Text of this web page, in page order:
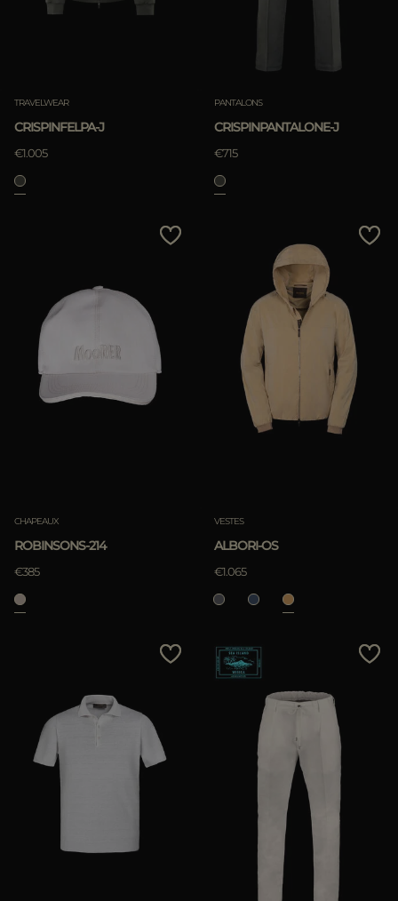
TRAVELWEAR
CRISPINFELPA-J
€1.005
PANTALONS
CRISPINPANTALONE-J
€715
CHAPEAUX
ROBINSONS-214
€385
VESTES
ALBORI-OS
€1.065